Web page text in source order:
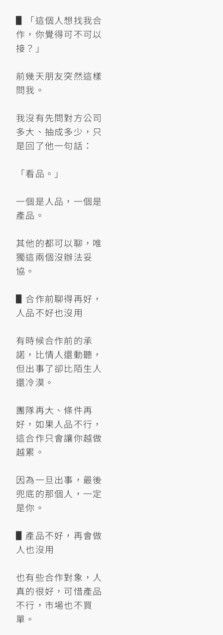
▋「這個人想找我合
作，你覺得可不可以
接？」
前幾天朋友突然這樣
問我。
我沒有先問對方公司
多大、抽成多少，只
是回了他一句話：
「看品。」
一個是人品，一個是
產品。
其他的都可以聊，唯
獨這兩個沒辦法妥
協。
▋合作前聊得再好，
人品不好也沒用
有時候合作前的承
諾，比情人還動聽，
但出事了卻比陌生人
還冷漠。
團隊再大、條件再
好，如果人品不行，
這合作只會讓你越做
越累。
因為一旦出事，最後
兜底的那個人，一定
是你。
▋產品不好，再會做
人也沒用
也有些合作對象，人
真的很好，可惜產品
不行，市場也不買
單。